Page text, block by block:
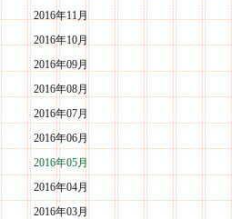
2016年11月
2016年10月
2016年09月
2016年08月
2016年07月
2016年06月
2016年05月
2016年04月
2016年03月